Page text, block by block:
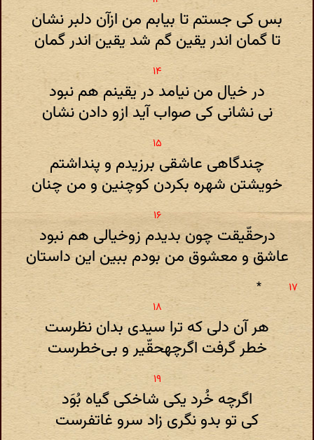
بس کی جستم تا بیابم من ازآن دلبر نشان
تا گمان اندر یقین گم شد یقین اندر گمان
در خیال من نیامد در یقینم هم نبود
نی نشانی کی صواب آید ازو دادن نشان
چندگاهی عاشقی برزیدم و پنداشتم
خویشتن شهره بکردن کوچنین و من چنان
درحقّیقت چون بدیدم زوخیالی هم نبود
عاشق و معشوق من بودم ببین این داستان
*
هر آن دلی که ترا سیدی بدان نظرست
خطر گرفت اگرچهحقّیر و بی‌خطرست
اگرچه خُرد یکی شاخکی گیاه بُوَد
کی تو بدو نگری زاد سرو غاتفرست